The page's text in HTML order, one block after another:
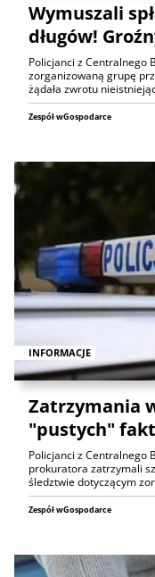
Wymuszali
długów!
Policjanci z Centralnego
zorganizowaną grupę
żądała zwrotu
Zespół wGospodarce
INFORMACJE
Zatrzymania
"pustych"
Policjanci z Centralnego
prokuratora zatrzymali
śledztwie dotyczącym
Zespół wGospodarce